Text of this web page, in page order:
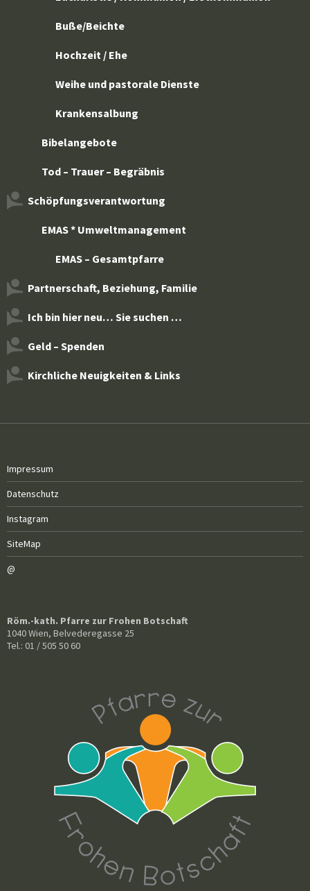
Buße/Beichte
Hochzeit / Ehe
Weihe und pastorale Dienste
Krankensalbung
Bibelangebote
Tod – Trauer – Begräbnis
Schöpfungsverantwortung
EMAS * Umweltmanagement
EMAS – Gesamtpfarre
Partnerschaft, Beziehung, Familie
Ich bin hier neu… Sie suchen …
Geld – Spenden
Kirchliche Neuigkeiten & Links
Impressum
Datenschutz
Instagram
SiteMap
@
Röm.-kath. Pfarre zur Frohen Botschaft
1040 Wien, Belvederegasse 25
Tel.: 01 / 505 50 60